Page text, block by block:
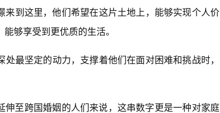
来到这里，他们希望在这片土地上，能够实现个人价
够享受到更优质的生活。
最坚定的动力，支撑着他们在面对困难和挑战时，
伸至跨国婚姻的人们来说，这串数字更是一种对家庭